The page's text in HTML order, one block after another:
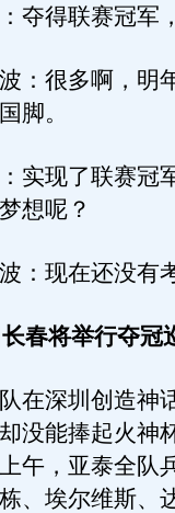
得联赛冠军
很多啊，明年
脚。
现了联赛冠军
想呢？
现在还没有考
将举行夺冠
深圳创造神话
没能捧起火神
午，亚泰全队
、埃尔维斯、